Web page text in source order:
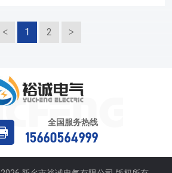
1 2
全国服务热线
15660564999